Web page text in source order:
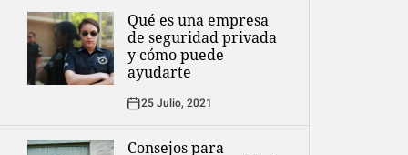
Qué es una empresa
de seguridad privada
y cómo puede
ayudarte
25 Julio, 2021
Consejos para